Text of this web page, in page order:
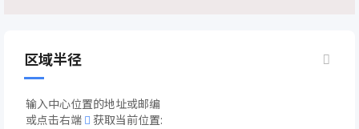
区域半径
输入中心位置的地址或邮编
或点击右端
获取当前位置: